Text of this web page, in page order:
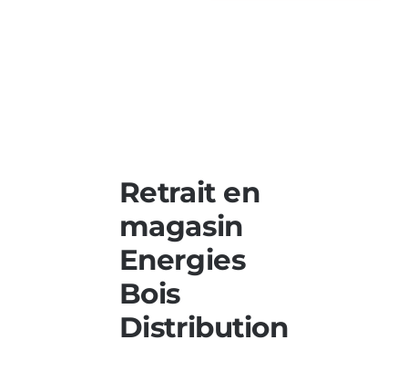
Retrait en
magasin
Energies
Bois
Distribution